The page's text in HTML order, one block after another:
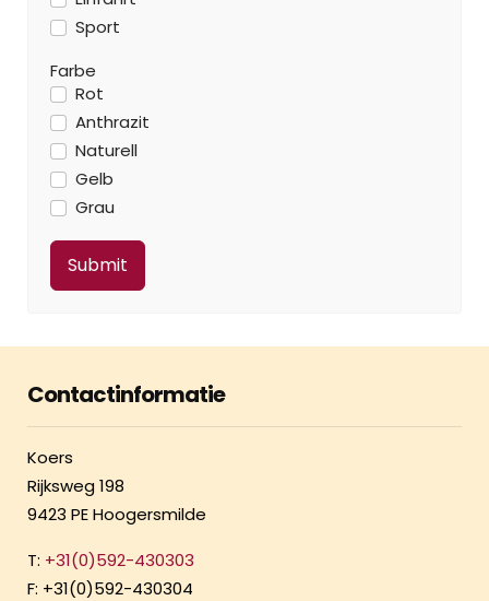
Sport
Farbe
Rot
Anthrazit
Naturell
Gelb
Grau
Contactinformatie
Koers
Rijksweg 198
9423 PE Hoogersmilde
T: +31(0)592-430303
F: +31(0)592-430304